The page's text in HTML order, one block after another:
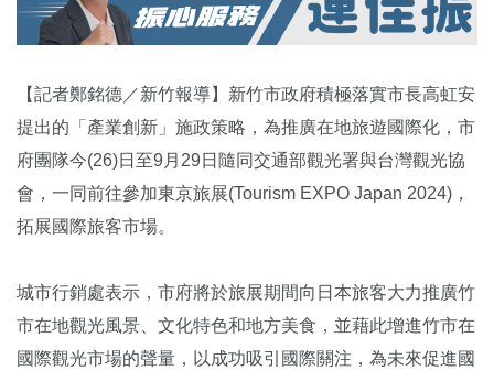
【記者鄭銘德／新竹報導】新竹市政府積極落實市長高虹安
提出的「產業創新」施政策略，為推廣在地旅遊國際化，市
府團隊今(26)日至9月29日隨同交通部觀光署與台灣觀光協
會，一同前往參加東京旅展(Tourism EXPO Japan 2024)，
拓展國際旅客市場。
城市行銷處表示，市府將於旅展期間向日本旅客大力推廣竹
市在地觀光風景、文化特色和地方美食，並藉此增進竹市在
國際觀光市場的聲量，以成功吸引國際關注，為未來促進國